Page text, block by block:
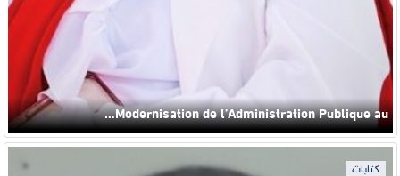
Modernisation de l’Administration Publique au…
كتابات